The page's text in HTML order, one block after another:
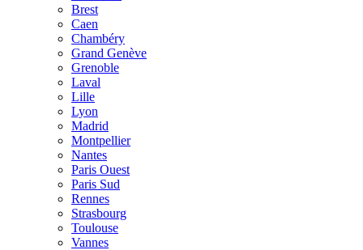
Brest
Caen
Chambéry
Grand Genève
Grenoble
Laval
Lille
Lyon
Madrid
Montpellier
Nantes
Paris Ouest
Paris Sud
Rennes
Strasbourg
Toulouse
Vannes